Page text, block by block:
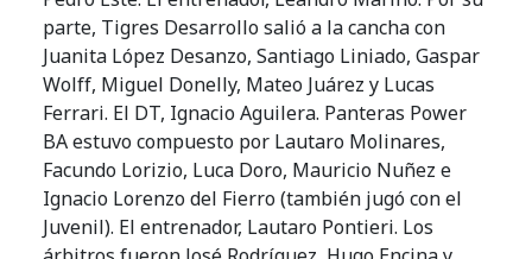
parte, Tigres Desarrollo salió a la cancha con
Juanita López Desanzo, Santiago Liniado, Gaspar
Wolff, Miguel Donelly, Mateo Juárez y Lucas
Ferrari. El DT, Ignacio Aguilera. Panteras Power
BA estuvo compuesto por Lautaro Molinares,
Facundo Lorizio, Luca Doro, Mauricio Nuñez e
Ignacio Lorenzo del Fierro (también jugó con el
Juvenil). El entrenador, Lautaro Pontieri. Los